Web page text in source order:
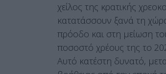
χείλος της κρατικής
κατατάσσουν ξανά τη
πρόοδο και στη μείωση
ποσοστό χρέους της το
Αυτό κατέστη δυνατό,